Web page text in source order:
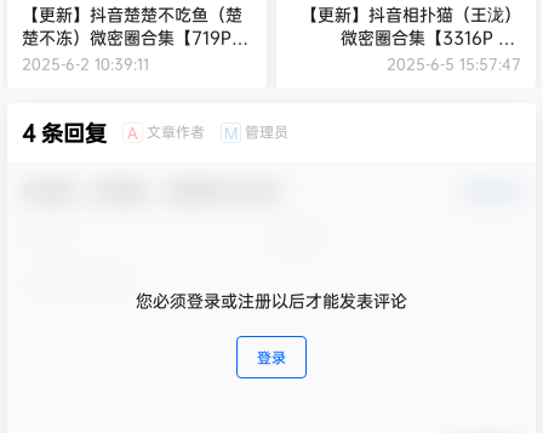
【更新】抖音楚楚不吃鱼（楚
楚不冻）微密圈合集【719P
108V】
2025-6-2 10:39:11
【更新】抖音相扑猫（王泷）
微密圈合集【3316P 4V
1.78G】
2025-6-5 15:57:47
4 条回复 A 文章作者 M 管理员
您必须登录或注册以后才能发表评论
登录